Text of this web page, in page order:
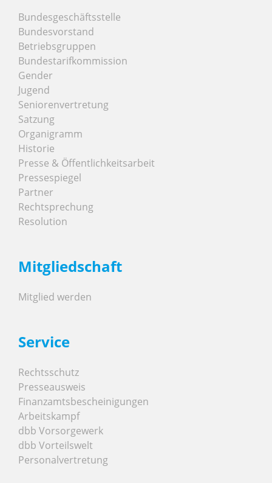
Bundesgeschäftsstelle
Bundesvorstand
Betriebsgruppen
Bundestarifkommission
Gender
Jugend
Seniorenvertretung
Satzung
Organigramm
Historie
Presse & Öffentlichkeitsarbeit
Pressespiegel
Partner
Rechtsprechung
Resolution
Mitgliedschaft
Mitglied werden
Service
Rechtsschutz
Presseausweis
Finanzamtsbescheinigungen
Arbeitskampf
dbb Vorsorgewerk
dbb Vorteilswelt
Personalvertretung